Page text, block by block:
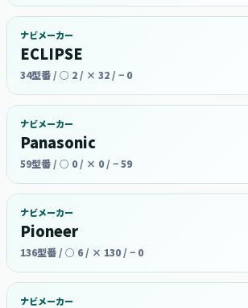
ナビメーカー
ECLIPSE
34型番 / ○ 2 / × 32 / − 0
ナビメーカー
Panasonic
59型番 / ○ 0 / × 0 / − 59
ナビメーカー
Pioneer
136型番 / ○ 6 / × 130 / − 0
ナビメーカー